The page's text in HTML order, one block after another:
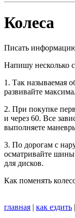
Колеса
Писать информацию
Напишу несколько
1. Так называемая
развивайте
2. При покупке
и через 60. Все
выполняете
3. По дорогам с
осматривайте шины
для дисков.
Как поменять
главная | как ездить |